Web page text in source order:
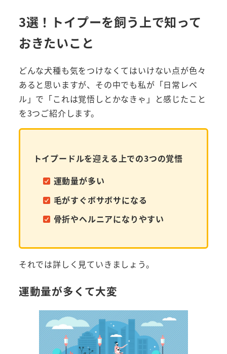
3選！トイプーを飼う上で知って
おきたいこと
どんな犬種も気をつけなくてはいけない点が色々
あると思いますが、その中でも私が「日常レベ
ル」で「これは覚悟しとかなきゃ」と感じたこと
を3つご紹介します。
トイプードルを迎える上での3つの覚悟
運動量が多い
毛がすぐボサボサになる
骨折やヘルニアになりやすい
それでは詳しく見ていきましょう。
運動量が多くて大変